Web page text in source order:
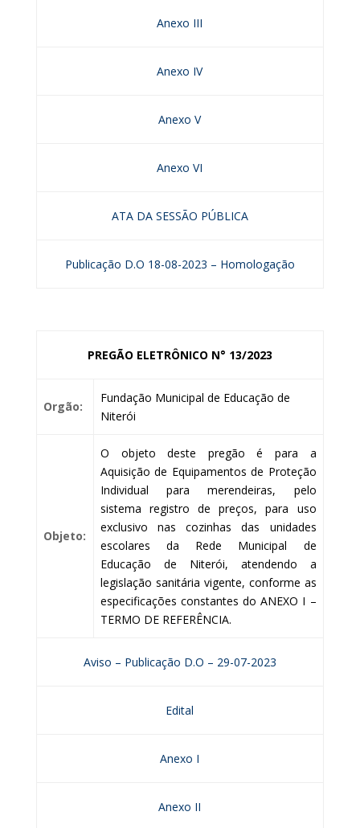
Anexo III
Anexo IV
Anexo V
Anexo VI
ATA DA SESSÃO PÚBLICA
Publicação D.O 18-08-2023 – Homologação
PREGÃO ELETRÔNICO N° 13/2023
Orgão:
Fundação Municipal de Educação de
Niterói
Objeto:
O objeto deste pregão é para a
Aquisição de Equipamentos de Proteção
Individual para merendeiras, pelo
sistema registro de preços, para uso
exclusivo nas cozinhas das unidades
escolares da Rede Municipal de
Educação de Niterói, atendendo a
legislação sanitária vigente, conforme as
especificações constantes do ANEXO I –
TERMO DE REFERÊNCIA.
Aviso – Publicação D.O – 29-07-2023
Edital
Anexo I
Anexo II